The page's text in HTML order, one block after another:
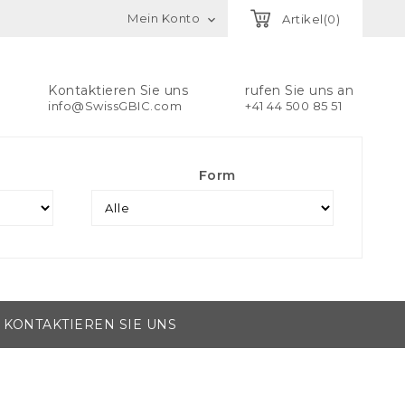
Artikel(0)
Mein Konto 
Kontaktieren Sie uns
info@SwissGBIC.com
rufen Sie uns an
+41 44 500 85 51
Form
KONTAKTIEREN SIE UNS